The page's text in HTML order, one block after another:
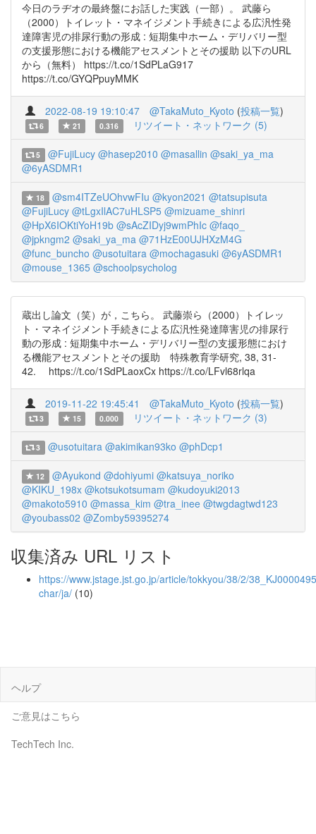
今日のラヂオの最終盤にお話した実践（一部）。 武藤ら
（2000）トイレット・マネイジメント手続きによる広汎性発
達障害児の排尿行動の形成 : 短期集中ホーム・デリバリー型
の支援形態における機能アセスメントとその援助 以下のURL
から（無料） https://t.co/1SdPLaG917
https://t.co/GYQPpuyMMK
2022-08-19 19:10:47 @TakaMuto_Kyoto (投稿一覧)
6 21 0.316 リツイート・ネットワーク (5)
5 @FujiLucy @hasep2010 @masallin @saki_ya_ma
@6yASDMR1
18 @sm4ITZeUOhvwFIu @kyon2021 @tatsupisuta
@FujiLucy @tLgxIlAC7uHLSP5 @mizuame_shinri
@HpX6IOKtiYoH19b @sAcZIDyj9wmPhIc @faqo_
@jpkngm2 @saki_ya_ma @71HzE00UJHXzM4G
@func_buncho @usotuitara @mochagasuki @6yASDMR1
@mouse_1365 @schoolpsycholog
蔵出し論文（笑）が，こちら。 武藤崇ら（2000）トイレッ
ト・マネイジメント手続きによる広汎性発達障害児の排尿行
動の形成 : 短期集中ホーム・デリバリー型の支援形態におけ
る機能アセスメントとその援助 特殊教育学研究, 38, 31-
42. https://t.co/1SdPLaoxCx https://t.co/LFvl68rlqa
2019-11-22 19:45:41 @TakaMuto_Kyoto (投稿一覧)
3 15 0.000 リツイート・ネットワーク (3)
3 @usotuitara @akimikan93ko @phDcp1
12 @Ayukond @dohiyumi @katsuya_noriko
@KIKU_198x @kotsukotsumam @kudoyuki2013
@makoto5910 @massa_kim @tra_inee @twgdagtwd123
@youbass02 @Zomby59395274
収集済み URL リスト
https://www.jstage.jst.go.jp/article/tokkyou/38/2/
char/ja/ (10)
ヘルプ
ご意見はこちら
TechTech Inc.